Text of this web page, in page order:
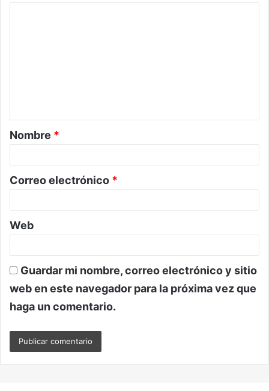
a
r
o
*
Nombre *
Correo electrónico *
Web
Guardar mi nombre, correo electrónico y sitio
web en este navegador para la próxima vez que
haga un comentario.